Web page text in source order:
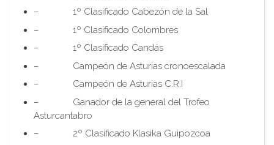
– 1º Clasificado Cabezón de la Sal
– 1º Clasificado Colombres
– 1º Clasificado Candás
– Campeón de Asturias cronoescalada
– Campeón de Asturias C.R.I
– Ganador de la general del Trofeo
Asturcantabro
– 2º Clasificado Klasika Guipozcoa